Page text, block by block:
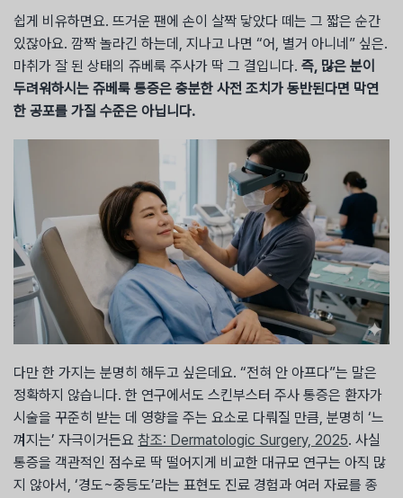
쉽게 비유하면요. 뜨거운 팬에 손이 살짝 닿았다 떼는 그 짧은 순간
있잖아요. 깜짝 놀라긴 하는데, 지나고 나면 “어, 별거 아니네” 싶은.
마취가 잘 된 상태의 쥬베룩 주사가 딱 그 결입니다. 즉, 많은 분이
두려워하시는 쥬베룩 통증은 충분한 사전 조치가 동반된다면 막연
한 공포를 가질 수준은 아닙니다.
다만 한 가지는 분명히 해두고 싶은데요. “전혀 안 아프다”는 말은
정확하지 않습니다. 한 연구에서도 스킨부스터 주사 통증은 환자가
시술을 꾸준히 받는 데 영향을 주는 요소로 다뤄질 만큼, 분명히 ‘느
껴지는’ 자극이거든요 참조: Dermatologic Surgery, 2025. 사실
통증을 객관적인 점수로 딱 떨어지게 비교한 대규모 연구는 아직 많
지 않아서, ‘경도~중등도’라는 표현도 진료 경험과 여러 자료를 종